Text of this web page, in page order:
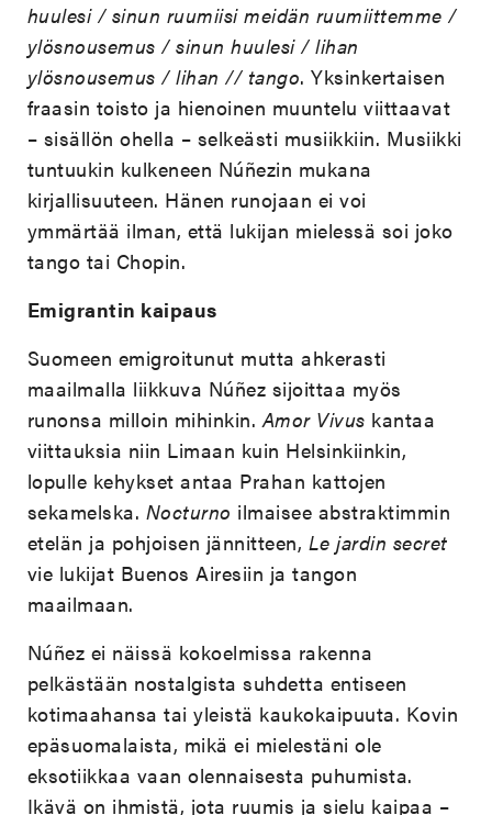
huulesi / sinun ruumiisi meidän ruumiittemme /
ylösnousemus / sinun huulesi / lihan
ylösnousemus / lihan // tango. Yksinkertaisen
fraasin toisto ja hienoinen muuntelu viittaavat
– sisällön ohella – selkeästi musiikkiin. Musiikki
tuntuukin kulkeneen Núñezin mukana
kirjallisuuteen. Hänen runojaan ei voi
ymmärtää ilman, että lukijan mielessä soi joko
tango tai Chopin.
Emigrantin kaipaus
Suomeen emigroitunut mutta ahkerasti
maailmalla liikkuva Núñez sijoittaa myös
runonsa milloin mihinkin.Amor Vivus kantaa
viittauksia niin Limaan kuin Helsinkiinkin,
lopulle kehykset antaa Prahan kattojen
sekamelska. Nocturno ilmaisee abstraktimmin
etelän ja pohjoisen jännitteen, Le jardin secret
vie lukijat Buenos Airesiin ja tangon
maailmaan.
Núñez ei näissä kokoelmissa rakenna
pelkästään nostalgista suhdetta entiseen
kotimaahansa tai yleistä kaukokaipuuta. Kovin
epäsuomalaista, mikä ei mielestäni ole
eksotiikkaa vaan olennaisesta puhumista.
Ikävä on ihmistä, jota ruumis ja sielu kaipaa –